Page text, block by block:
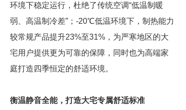
环境下稳定运行，杜绝了传统空调“低温制暖
弱、高温制冷差”；-20℃低温环境下，制热能力
较常规产品提升23%至31%，为严寒地区的大
宅用户提供更为可靠的保障，同时也为高端家
庭打造四季恒定的舒适环境。
衡温静音全能，打造大宅专属舒适标准